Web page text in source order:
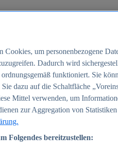
Cookies, um personenbezogene
Dadurch wird
funktioniert. Sie
dazu auf die Schaltfläche
Mittel verwenden, um
zur Aggregation von
Folgendes bereitzustellen: